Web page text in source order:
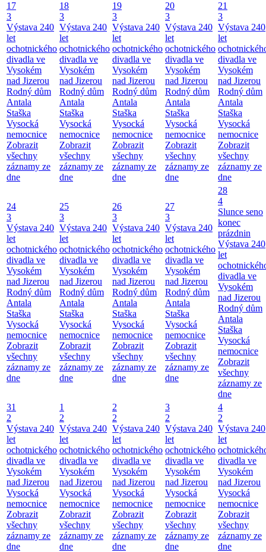
17
3
Výstava 240
let
ochotnického
divadla ve
Vysokém
nad Jizerou
Rodný dům
Antala
Staška
Vysocká
nemocnice
Zobrazit
všechny
záznamy ze
dne
18
3
Výstava 240
let
ochotnického
divadla ve
Vysokém
nad Jizerou
Rodný dům
Antala
Staška
Vysocká
nemocnice
Zobrazit
všechny
záznamy ze
dne
19
3
Výstava 240
let
ochotnického
divadla ve
Vysokém
nad Jizerou
Rodný dům
Antala
Staška
Vysocká
nemocnice
Zobrazit
všechny
záznamy ze
dne
20
3
Výstava 240
let
ochotnického
divadla ve
Vysokém
nad Jizerou
Rodný dům
Antala
Staška
Vysocká
nemocnice
Zobrazit
všechny
záznamy ze
dne
21
3
Výstava 240
let
divadla ve
Vysokém
nad Jizerou
Rodný dům
Antala
Staška
Vysocká
nemocnice
Zobrazit
všechny
záznamy ze
dne
24
3
Výstava 240
let
ochotnického
divadla ve
Vysokém
nad Jizerou
Rodný dům
Antala
Staška
Vysocká
nemocnice
Zobrazit
všechny
záznamy ze
dne
25
3
Výstava 240
let
ochotnického
divadla ve
Vysokém
nad Jizerou
Rodný dům
Antala
Staška
Vysocká
nemocnice
Zobrazit
všechny
záznamy ze
dne
26
3
Výstava 240
let
ochotnického
divadla ve
Vysokém
nad Jizerou
Rodný dům
Antala
Staška
Vysocká
nemocnice
Zobrazit
všechny
záznamy ze
dne
27
3
Výstava 240
let
ochotnického
divadla ve
Vysokém
nad Jizerou
Rodný dům
Antala
Staška
Vysocká
nemocnice
Zobrazit
všechny
záznamy ze
dne
28
4
Slunce seno
konec
prázdnin
Výstava 240
let
divadla ve
Vysokém
nad Jizerou
Rodný dům
Antala
Staška
Vysocká
nemocnice
Zobrazit
všechny
záznamy ze
dne
31
2
Výstava 240
let
ochotnického
divadla ve
Vysokém
nad Jizerou
Vysocká
nemocnice
Zobrazit
všechny
záznamy ze
dne
1
2
Výstava 240
let
ochotnického
divadla ve
Vysokém
nad Jizerou
Vysocká
nemocnice
Zobrazit
všechny
záznamy ze
dne
2
2
Výstava 240
let
ochotnického
divadla ve
Vysokém
nad Jizerou
Vysocká
nemocnice
Zobrazit
všechny
záznamy ze
dne
3
2
Výstava 240
let
ochotnického
divadla ve
Vysokém
nad Jizerou
Vysocká
nemocnice
Zobrazit
všechny
záznamy ze
dne
4
2
Výstava 240
let
divadla ve
Vysokém
nad Jizerou
Vysocká
nemocnice
Zobrazit
všechny
záznamy ze
dne